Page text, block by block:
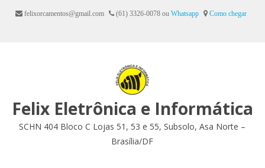
para
felixorcamentos@gmail.com (61) 3326-0078 ou Whatsapp Como chegar
Felix Eletrônica e Informática
SCHN 404 Bloco C Lojas 51, 53 e 55, Subsolo, Asa Norte –
Brasília/DF